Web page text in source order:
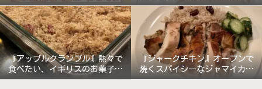
ドベントカレンダー『グラン
ド・ホテル』
無しで軽めの仕上がり!
『アップルクランブル』熱々で
食べたい、イギリスのお菓子。
《バターなしレシピ》
『ジャークチキン』オーブンで
焼くスパイシーなジャマイカ料
理!!